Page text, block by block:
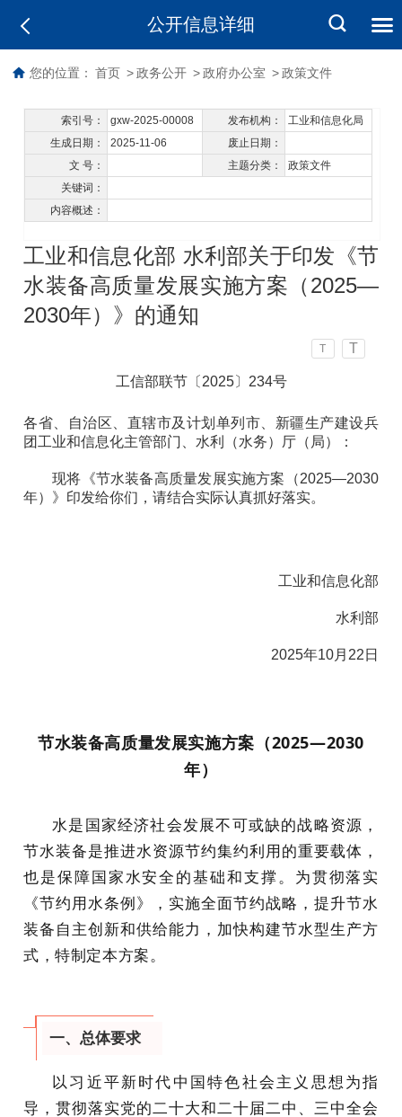
公开信息详细
您的位置： 首页 > 政务公开 > 政府办公室 > 政策文件
索引号： gxw-2025-00008 发布机构：
工业和信息化局
生成日期：
2025-11-06
废止日期：
文 号：
主题分类：
政策文件
关键词：
内容概述：
工业和信息化部 水利部关于印发《节
水装备高质量发展实施方案（2025—
2030年）》的通知
T T
工信部联节〔2025〕234号
各省、自治区、直辖市及计划单列市、新疆生产建设兵
团工业和信息化主管部门、水利（水务）厅（局）：
现将《节水装备高质量发展实施方案（2025—2030
年）》印发给你们，请结合实际认真抓好落实。
工业和信息化部
水利部
2025年10月22日
节水装备高质量发展实施方案（2025—2030
年）
水是国家经济社会发展不可或缺的战略资源，
节水装备是推进水资源节约集约利用的重要载体，
也是保障国家水安全的基础和支撑。为贯彻落实
《节约用水条例》，实施全面节约战略，提升节水
装备自主创新和供给能力，加快构建节水型生产方
式，特制定本方案。
一、总体要求
以习近平新时代中国特色社会主义思想为指
导，贯彻落实党的二十大和二十届二中、三中全会